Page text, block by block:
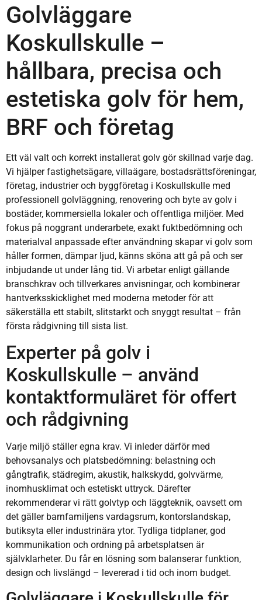
Golvläggare
Koskullskulle –
hållbara, precisa och
estetiska golv för hem,
BRF och företag
Ett väl valt och korrekt installerat golv gör skillnad varje dag.
Vi hjälper fastighetsägare, villaägare, bostadsrättsföreningar,
företag, industrier och byggföretag i Koskullskulle med
professionell golvläggning, renovering och byte av golv i
bostäder, kommersiella lokaler och offentliga miljöer. Med
fokus på noggrant underarbete, exakt fuktbedömning och
materialval anpassade efter användning skapar vi golv som
håller formen, dämpar ljud, känns sköna att gå på och ser
inbjudande ut under lång tid. Vi arbetar enligt gällande
branschkrav och tillverkares anvisningar, och kombinerar
hantverksskicklighet med moderna metoder för att
säkerställa ett stabilt, slitstarkt och snyggt resultat – från
första rådgivning till sista list.
Experter på golv i
Koskullskulle – använd
kontaktformuläret för offert
och rådgivning
Varje miljö ställer egna krav. Vi inleder därför med
behovsanalys och platsbedömning: belastning och
gångtrafik, städregim, akustik, halkskydd, golvvärme,
inomhusklimat och estetiskt uttryck. Därefter
rekommenderar vi rätt golvtyp och läggteknik, oavsett om
det gäller barnfamiljens vardagsrum, kontorslandskap,
butiksyta eller industrinära ytor. Tydliga tidplaner, god
kommunikation och ordning på arbetsplatsen är
självklarheter. Du får en lösning som balanserar funktion,
design och livslängd – levererad i tid och inom budget.